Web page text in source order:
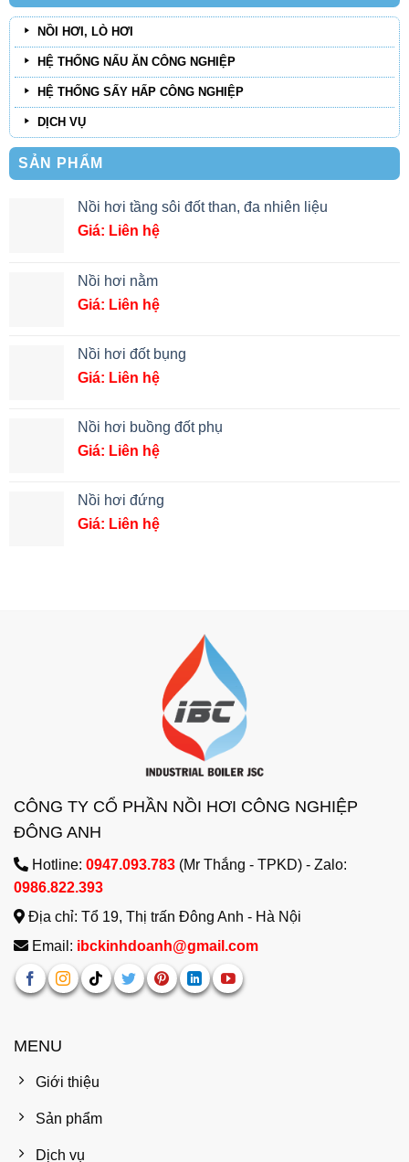
NỒI HƠI, LÒ HƠI
HỆ THỐNG NẤU ĂN CÔNG NGHIỆP
HỆ THỐNG SẤY HẤP CÔNG NGHIỆP
DỊCH VỤ
SẢN PHẨM
Nồi hơi tầng sôi đốt than, đa nhiên liệu
Giá: Liên hệ
Nồi hơi nằm
Giá: Liên hệ
Nồi hơi đốt bụng
Giá: Liên hệ
Nồi hơi buồng đốt phụ
Giá: Liên hệ
Nồi hơi đứng
Giá: Liên hệ
CÔNG TY CỔ PHẦN NỒI HƠI CÔNG NGHIỆP
ĐÔNG ANH
Hotline: 0947.093.783 (Mr Thắng - TPKD) - Zalo:
0986.822.393
Địa chỉ: Tổ 19, Thị trấn Đông Anh - Hà Nội
Email: ibckinhdoanh@gmail.com
MENU
Giới thiệu
Sản phẩm
Dịch vụ